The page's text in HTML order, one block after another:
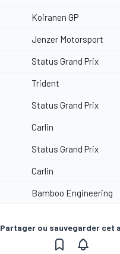
Koiranen GP
Jenzer Motorsport
Status Grand Prix
Trident
Status Grand Prix
Carlin
Status Grand Prix
Carlin
Bamboo Engineering
Partager ou sauvegarder cet